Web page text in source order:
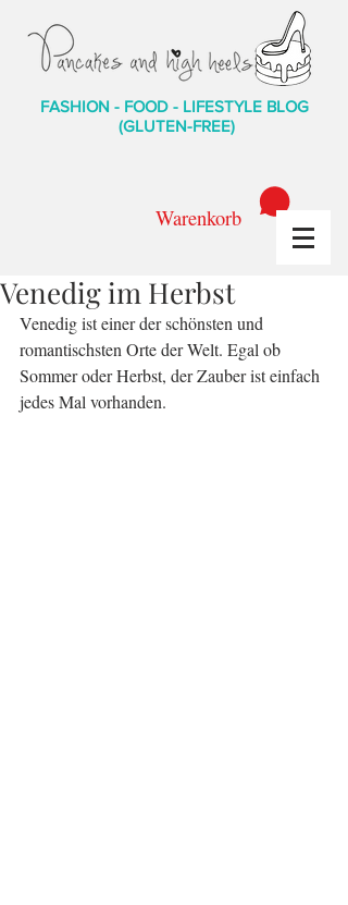
FASHION - FOOD - LIFESTYLE BLOG
(GLUTEN-FREE)
Warenkorb
Venedig im Herbst
Venedig ist einer der schönsten und
romantischsten Orte der Welt. Egal ob
Sommer oder Herbst, der Zauber ist einfach
jedes Mal vorhanden.